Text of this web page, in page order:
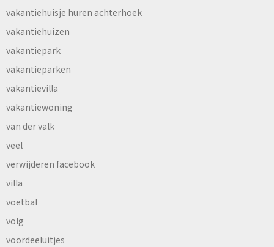
vakantiehuisje huren achterhoek
vakantiehuizen
vakantiepark
vakantieparken
vakantievilla
vakantiewoning
van der valk
veel
verwijderen facebook
villa
voetbal
volg
voordeeluitjes